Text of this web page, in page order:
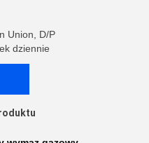
Union, D/P
dziennie